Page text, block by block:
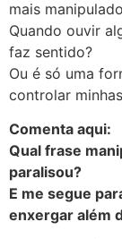
mais
Quando ouvir
faz sentido?
Ou é só uma
controlar
Comenta aqui:
Qual frase
paralisou?
E me segue
enxergar além